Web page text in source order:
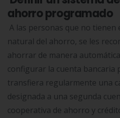
ahorro programado
A las personas que no tienen
natural del ahorro, se les
ahorrar de manera
configurar la cuenta bancaria
transfiera regularmente una
designada a una segunda
cooperativa de ahorro y